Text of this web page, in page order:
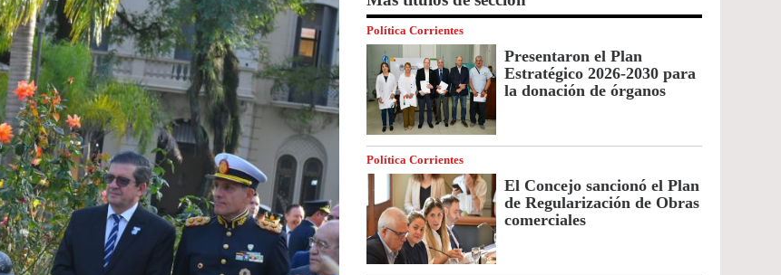
Política Corrientes
Presentaron el Plan
Estratégico 2026-2030 para
la donación de órganos
Política Corrientes
El Concejo sancionó el Plan
de Regularización de Obras
comerciales